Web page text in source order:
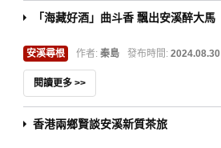
「海藏好酒」曲斗香 飄出安溪醉大馬
安溪尋根 作者: 秦島 發布時間: 2024.08.30
閱讀更多 >>
香港兩鄉賢談安溪新質茶旅